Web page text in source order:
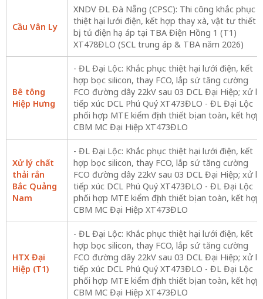
Cầu Vân Ly
XNDV ĐL Đà Nẵng (CPSC): Thi công khắc phục
thiệt hại lưới điện, kết hợp thay xà, vật tư thiết
bị, tủ điện hạ áp tại TBA Điện Hồng 1 (T1)
XT478ĐLO (SCL trung áp & TBA năm 2026)
Bê tông
Hiệp Hưng
- ĐL Đại Lộc: Khắc phục thiệt hại lưới điện, kết
hợp bọc silicon, thay FCO, lắp sứ tăng cường
FCO đường dây 22kV sau 03 DCL Đại Hiệp; xử lý
tiếp xúc DCL Phú Quý XT473ĐLO - ĐL Đại Lộc
phối hợp MTE kiểm định thiết bị an toàn, kết hợp
CBM MC Đại Hiệp XT473ĐLO
Xử lý chất
thải rắn
Bắc Quảng
Nam
- ĐL Đại Lộc: Khắc phục thiệt hại lưới điện, kết
hợp bọc silicon, thay FCO, lắp sứ tăng cường
FCO đường dây 22kV sau 03 DCL Đại Hiệp; xử lý
tiếp xúc DCL Phú Quý XT473ĐLO - ĐL Đại Lộc
phối hợp MTE kiểm định thiết bị an toàn, kết hợp
CBM MC Đại Hiệp XT473ĐLO
HTX Đại
Hiệp (T1)
- ĐL Đại Lộc: Khắc phục thiệt hại lưới điện, kết
hợp bọc silicon, thay FCO, lắp sứ tăng cường
FCO đường dây 22kV sau 03 DCL Đại Hiệp; xử lý
tiếp xúc DCL Phú Quý XT473ĐLO - ĐL Đại Lộc
phối hợp MTE kiểm định thiết bị an toàn, kết hợp
CBM MC Đại Hiệp XT473ĐLO